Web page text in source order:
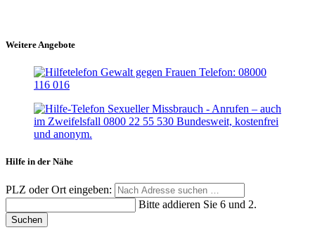
Weitere Angebote
Hilfe in der Nähe
PLZ oder Ort eingeben:
Bitte addieren Sie 6 und 2.
Suchen